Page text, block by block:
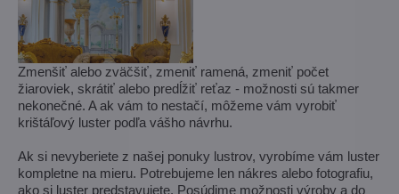
Zmenšiť alebo zväčšiť, zmeniť ramená, zmeniť počet
žiaroviek, skrátiť alebo predĺžiť reťaz - možnosti sú takmer
nekonečné. A ak vám to nestačí, môžeme vám vyrobiť
krištáľový luster podľa vášho návrhu.
Ak si nevyberiete z našej ponuky lustrov, vyrobíme vám luster
kompletne na mieru. Potrebujeme len nákres alebo fotografiu,
ako si luster predstavujete. Posúdime možnosti výroby a do